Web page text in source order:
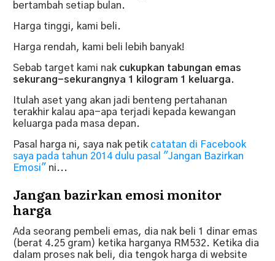
bertambah setiap bulan.
Harga tinggi, kami beli.
Harga rendah, kami beli lebih banyak!
Sebab target kami nak cukupkan tabungan emas
sekurang-sekurangnya 1 kilogram 1 keluarga.
Itulah aset yang akan jadi benteng pertahanan
terakhir kalau apa-apa terjadi kepada kewangan
keluarga pada masa depan.
Pasal harga ni, saya nak petik catatan di Facebook
saya pada tahun 2014 dulu pasal "Jangan Bazirkan
Emosi" ni...
Jangan bazirkan emosi monitor
harga
Ada seorang pembeli emas, dia nak beli 1 dinar emas
(berat 4.25 gram) ketika harganya RM532. Ketika dia
dalam proses nak beli, dia tengok harga di website